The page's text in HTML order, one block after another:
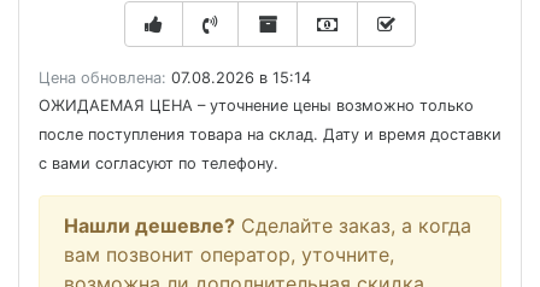
Цена обновлена: 07.08.2026 в 15:14
ОЖИДАЕМАЯ ЦЕНА – уточнение цены возможно только
после поступления товара на склад. Дату и время доставки
с вами согласуют по телефону.
Нашли дешевле? Сделайте заказ, а когда
вам позвонит оператор, уточните,